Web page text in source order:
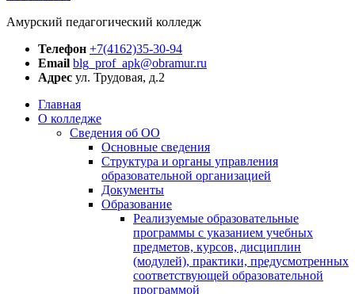
Амурский педагогический колледж
Телефон +7(4162)35-30-94
Email blg_prof_apk@obramur.ru
Адрес ул. Трудовая, д.2
Главная
О колледже
Сведения об ОО
Основные сведения
Структура и органы управления
образовательной организацией
Документы
Образование
Реализуемые образовательные
программы с указанием учебных
предметов, курсов, дисциплин
(модулей), практики, предусмотренных
соответствующей образовательной
программой